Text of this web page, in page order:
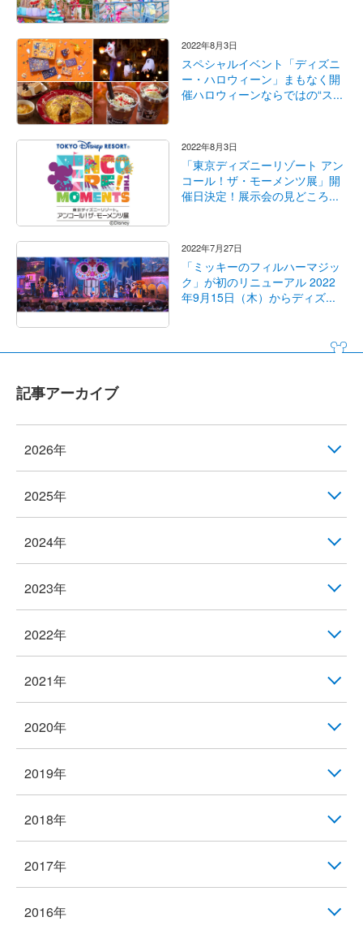
2022年8月3日
スペシャルイベント「ディズニ
ー・ハロウィーン」まもなく開
催ハロウィーンならではの“ス...
2022年8月3日
「東京ディズニーリゾート アン
コール！ザ・モーメンツ展」開
催日決定！展示会の見どころ...
2022年7月27日
「ミッキーのフィルハーマジッ
ク」が初のリニューアル 2022
年9月15日（木）からディズ...
記事アーカイブ
2026年
2025年
2024年
2023年
2022年
2021年
2020年
2019年
2018年
2017年
2016年